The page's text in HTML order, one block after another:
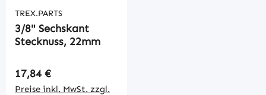
TREX.PARTS
3/8" Sechskant
Stecknuss, 22mm
Regulärer Preis:
17,84 €
Preise inkl. MwSt. zzgl.